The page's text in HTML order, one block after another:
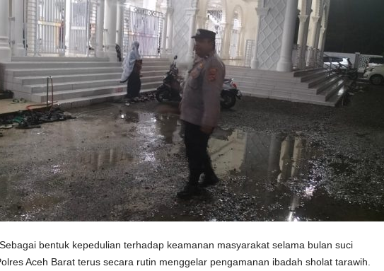
bentuk kepedulian terhadap keamanan masyarakat selama bulan suci
Aceh Barat terus secara rutin menggelar pengamanan ibadah sholat tarawih.